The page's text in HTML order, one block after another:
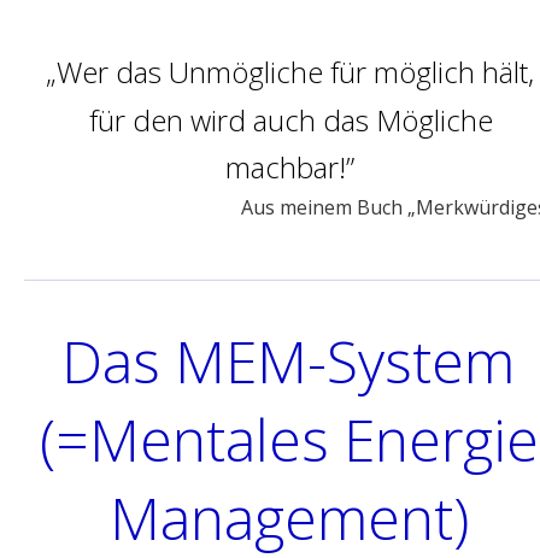
Das MEM-System
(=Mentales
Management)
„Wer das Unmögliche für möglich hält,
für den wird auch das Mögliche
machbar!”
Aus meinem Buch